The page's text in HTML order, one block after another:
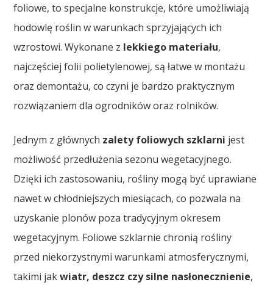
foliowe, to specjalne konstrukcje, które umożliwiają
hodowlę roślin w warunkach sprzyjających ich
wzrostowi. Wykonane z lekkiego materiału,
najczęściej folii polietylenowej, są łatwe w montażu
oraz demontażu, co czyni je bardzo praktycznym
rozwiązaniem dla ogrodników oraz rolników.
Jednym z głównych zalety foliowych szklarni jest
możliwość przedłużenia sezonu wegetacyjnego.
Dzięki ich zastosowaniu, rośliny mogą być uprawiane
nawet w chłodniejszych miesiącach, co pozwala na
uzyskanie plonów poza tradycyjnym okresem
wegetacyjnym. Foliowe szklarnie chronią rośliny
przed niekorzystnymi warunkami atmosferycznymi,
takimi jakwiatr, deszcz czy silne nasłonecznienie,